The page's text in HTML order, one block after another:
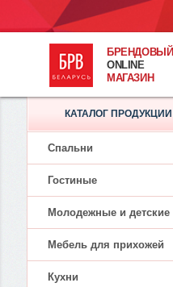
БРЕНДОВЫЙ
ONLINE
МАГАЗИН
КАТАЛОГ ПРОДУКЦИИ
Спальни
Гостиные
Молодежные и детские
Мебель для прихожей
Кухни